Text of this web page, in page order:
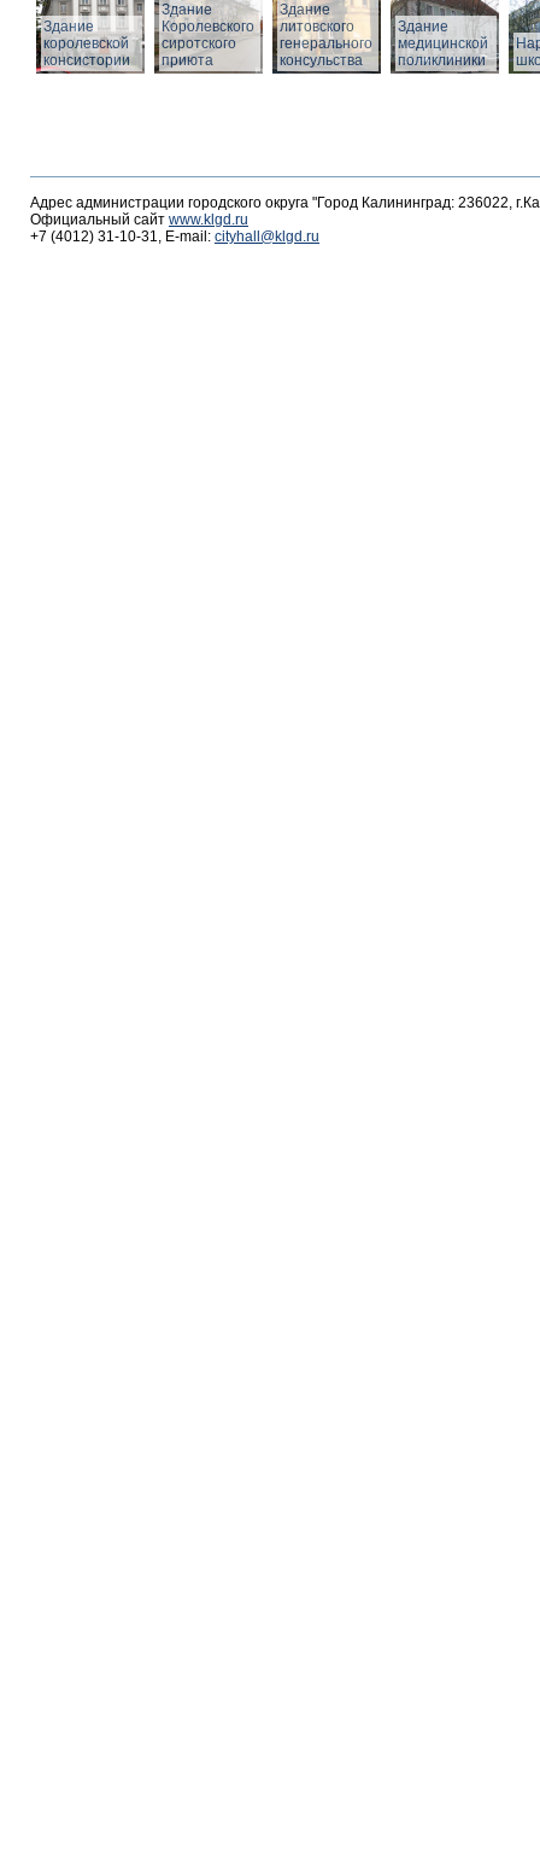
Здание
королевской
консистории
Здание
Королевского
сиротского
приюта
Здание
литовского
генерального
консульства
Здание
медицинской
поликлиники
Адрес администрации городского округа "Город Калининград: 236022,
Официальный сайт www.klgd.ru
+7 (4012) 31-10-31, E-mail: cityhall@klgd.ru